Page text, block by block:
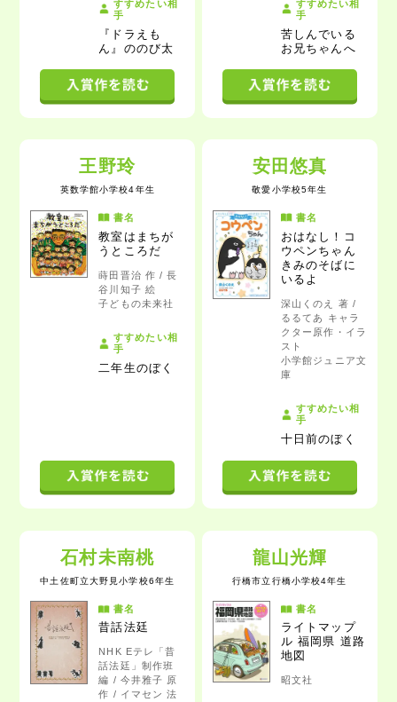
すすめたい相
手
『ドラえも
ん』ののび太
すすめたい相
手
苦しんでいる
お兄ちゃん へ
王野玲
英数学館小学校4年生
書名
教室はまちが
うところだ
蒔田晋治 作 / 長
谷川知子 絵
子どもの未来社
すすめたい相
手
二年生のぼく
安田悠真
敬愛小学校5年生
書名
おはなし！コ
ウペンちゃん
きみのそばに
いるよ
深山くのえ 著 /
るるてあ キャラ
クター原作・イラ
スト
小学館ジュニア文
庫
すすめたい相
手
十日前のぼく
石村未南桃
中土佐町立大野見小学校6年生
書名
昔話法廷
NHK Eテレ「昔
話法廷」制作班
編 / 今井雅子 原
作 / イマセン 法
龍山光輝
行橋市立行橋小学校4年生
書名
ライトマップ
ル 福岡県 道路
地図
昭文社